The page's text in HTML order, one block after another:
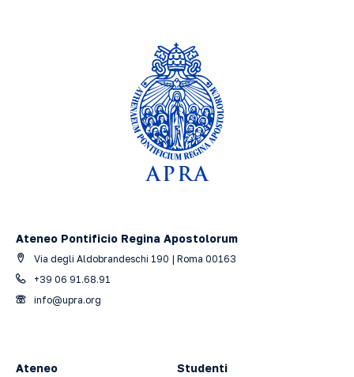
Ateneo Pontificio Regina Apostolorum
Via degli Aldobrandeschi 190 | Roma 00163
+39 06 91.68.91
info@upra.org
Ateneo Studenti